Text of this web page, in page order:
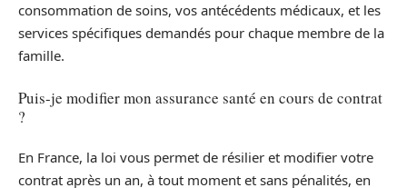
consommation de soins, vos antécédents médicaux, et les
services spécifiques demandés pour chaque membre de la
famille.
Puis-je modifier mon assurance santé en cours de contrat
?
En France, la loi vous permet de résilier et modifier votre
contrat après un an, à tout moment et sans pénalités, en